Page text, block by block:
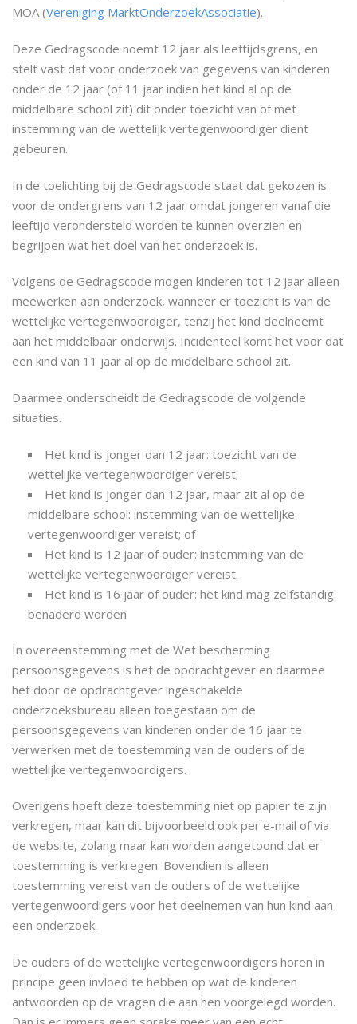
MOA (Vereniging MarktOnderzoekAssociatie).
Deze Gedragscode noemt 12 jaar als leeftijdsgrens, en
stelt vast dat voor onderzoek van gegevens van kinderen
onder de 12 jaar (of 11 jaar indien het kind al op de
middelbare school zit) dit onder toezicht van of met
instemming van de wettelijk vertegenwoordiger dient
gebeuren.
In de toelichting bij de Gedragscode staat dat gekozen is
voor de ondergrens van 12 jaar omdat jongeren vanaf die
leeftijd verondersteld worden te kunnen overzien en
begrijpen wat het doel van het onderzoek is.
Volgens de Gedragscode mogen kinderen tot 12 jaar alleen
meewerken aan onderzoek, wanneer er toezicht is van de
wettelijke vertegenwoordiger, tenzij het kind deelneemt
aan het middelbaar onderwijs. Incidenteel komt het voor dat
een kind van 11 jaar al op de middelbare school zit.
Daarmee onderscheidt de Gedragscode de volgende
situaties.
Het kind is jonger dan 12 jaar: toezicht van de
wettelijke vertegenwoordiger vereist;
Het kind is jonger dan 12 jaar, maar zit al op de
middelbare school: instemming van de wettelijke
vertegenwoordiger vereist; of
Het kind is 12 jaar of ouder: instemming van de
wettelijke vertegenwoordiger vereist.
Het kind is 16 jaar of ouder: het kind mag zelfstandig
benaderd worden
In overeenstemming met de Wet bescherming
persoonsgegevens is het de opdrachtgever en daarmee
het door de opdrachtgever ingeschakelde
onderzoeksbureau alleen toegestaan om de
persoonsgegevens van kinderen onder de 16 jaar te
verwerken met de toestemming van de ouders of de
wettelijke vertegenwoordigers.
Overigens hoeft deze toestemming niet op papier te zijn
verkregen, maar kan dit bijvoorbeeld ook per e-mail of via
de website, zolang maar kan worden aangetoond dat er
toestemming is verkregen. Bovendien is alleen
toestemming vereist van de ouders of de wettelijke
vertegenwoordigers voor het deelnemen van hun kind aan
een onderzoek.
De ouders of de wettelijke vertegenwoordigers horen in
principe geen invloed te hebben op wat de kinderen
antwoorden op de vragen die aan hen voorgelegd worden.